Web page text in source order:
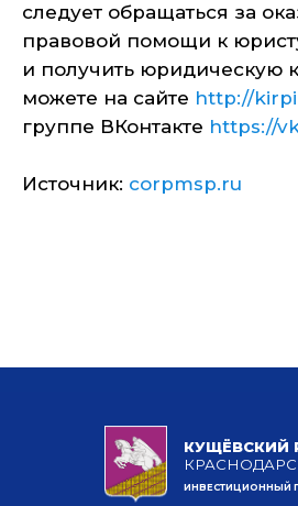
следует обращаться за
правовой помощи к
и получить юридическую
можете на сайте http://
группе ВКонтакте https://
Источник: corpmsp.ru
КУЩЁВСКИЙ
ИНВЕСТИЦИОННЫЙ